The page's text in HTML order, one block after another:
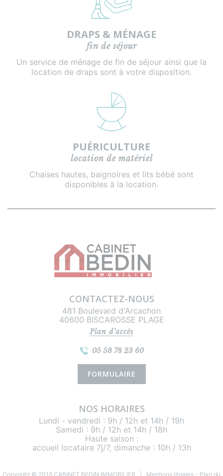
DRAPS & MÉNAGE
fin de séjour
Un service de ménage de fin de séjour ainsi que la
location de draps sont à votre disposition.
PUÉRICULTURE
location de matériel
Chaises hautes, baignoires et lits bébé sont
disponibles à la location.
CONTACTEZ-NOUS
481 Boulevard d'Arcachon
40600 BISCAROSSE PLAGE
Plan d’accès
05 58 78 23 60
FORMULAIRE
NOS HORAIRES
Lundi - vendredi : 9h / 12h et 14h / 19h
Samedi : 9h / 12h et 14h / 18h
Haute saison :
accueil locataire 7j/7, dimanche : 10h / 13h
Copyright © 2018 CABINET BEDIN IMMOBILIER | Mentions légales - Plan du